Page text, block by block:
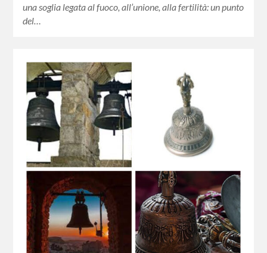
una soglia legata al fuoco, all’unione, alla fertilità: un punto
del…